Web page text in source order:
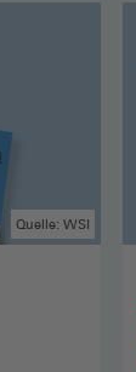
Quelle: WSI